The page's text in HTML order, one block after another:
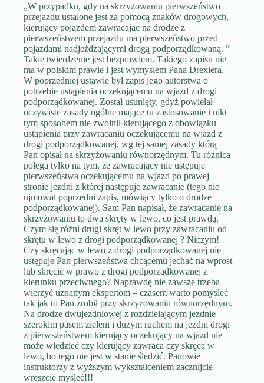
„W przypadku, gdy na skrzyżowaniu pierwszeństwo
przejazdu ustalone jest za pomocą znaków drogowych,
kierujący pojazdem zawracając na drodze z
pierwszeństwem przejazdu ma pierwszeństwo przed
pojazdami nadjeżdżającymi drogą podporządkowaną. ”
Takie twierdzenie jest bezprawiem. Takiego zapisu nie
ma w polskim prawie i jest wymysłem Pana Drexlera.
W poprzedniej ustawie był zapis jego autorstwa o
potrzebie ustąpienia oczekującemu na wjazd z drogi
podporządkowanej. Został usunięty, gdyż powielał
oczywiste zasady ogólne mające tu zastosowanie i nikt
tym sposobem nie zwolnił kierującego z obowiązku
ustąpienia przy zawracaniu oczekującemu na wjazd z
drogi podporządkowanej, wg tej samej zasady którą
Pan opisał na skrzyżowaniu równorzędnym. Tu różnica
polega tylko na tym, że zawracający nie ustępuje
pierwszeństwa oczekującemu na wjazd po prawej
stronie jezdni z której następuje zawracanie (tego nie
ujmował poprzedni zapis, mówiący tylko o drodze
podporządkowanej). Sam Pan napisał, że zawracanie na
skrzyżowaniu to dwa skręty w lewo, co jest prawdą.
Czym się różni drugi skręt w lewo przy zawracaniu od
skrętu w lewo z drogi podporządkowanej ? Niczym!
Czy skręcając w lewo z drogi podporządkowanej nie
ustępuje Pan pierwszeństwa chcącemu jechać na wprost
lub skręcić w prawo z drogi podporządkowanej z
kierunku przeciwnego? Naprawdę nie zawsze trzeba
wierzyć uznanym ekspertom – czasem warto pomyśleć
tak jak to Pan zrobił przy skrzyżowaniu równorzędnym.
Na drodze dwujezdniowej z rozdzielającym jezdnie
szerokim pasem zieleni i dużym ruchem na jezdni drogi
z pierwszeństwem kierujący oczekujący na wjazd nie
może wiedzieć czy kierujący zawraca czy skręca w
lewo, bo tego nie jest w stanie śledzić. Panowie
instruktorzy z wyższym wykształceniem zacznijcie
wreszcie myśleć!!!